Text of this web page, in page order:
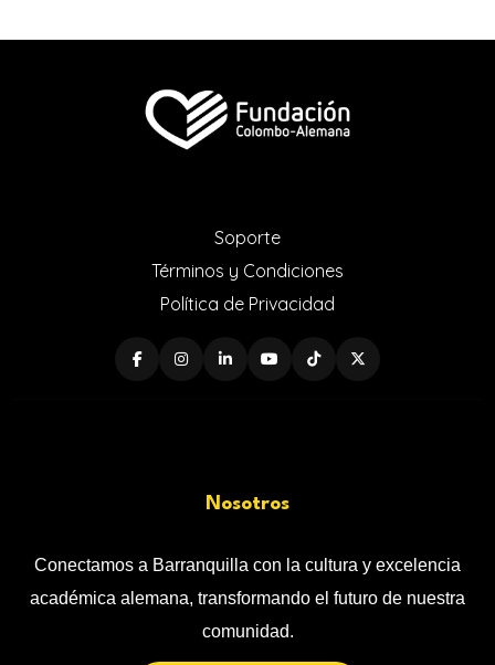
Soporte
Términos y Condiciones
Política de Privacidad
Nosotros
Conectamos a Barranquilla con la cultura y excelencia
académica alemana, transformando el futuro de nuestra
comunidad.